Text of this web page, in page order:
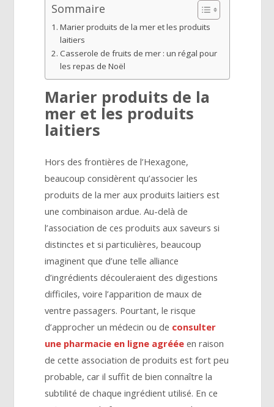
Sommaire
Marier produits de la mer et les produits
laitiers
Casserole de fruits de mer : un régal pour
les repas de Noël
Marier produits de la
mer et les produits
laitiers
Hors des frontières de l’Hexagone,
beaucoup considèrent qu’associer les
produits de la mer aux produits laitiers est
une combinaison ardue. Au-delà de
l’association de ces produits aux saveurs si
distinctes et si particulières, beaucoup
imaginent que d’une telle alliance
d’ingrédients découleraient des digestions
difficiles, voire l’apparition de maux de
ventre passagers. Pourtant, le risque
d’approcher un médecin ou de consulter
une pharmacie en ligne agréée en raison
de cette association de produits est fort peu
probable, car il suffit de bien connaître la
subtilité de chaque ingrédient utilisé. En ce